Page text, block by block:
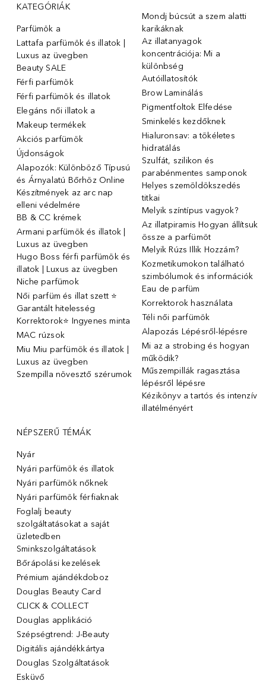
KATEGÓRIÁK
Parfümök ️a
Lattafa parfümök és illatok |
Luxus az üvegben
Beauty SALE
Férfi parfümök
Férfi parfümök és illatok
Elegáns női illatok ️a
Makeup termékek
Akciós parfümök
Újdonságok
Alapozók: Különböző Típusú
és Árnyalatú Bőrhöz Online
Készítmények az arc nap
elleni védelmére
BB & CC krémek
Armani parfümök és illatok |
Luxus az üvegben
Hugo Boss férfi parfümök és
illatok | Luxus az üvegben
Niche parfümok
Női parfüm és illat szett ⭐
Garantált hitelesség
Korrektorok⭐ Ingyenes minta
MAC rúzsok
Miu Miu parfümök és illatok |
Luxus az üvegben
Szempilla növesztő szérumok
Mondj búcsút a szem alatti
karikáknak
Az illatanyagok
koncentrációja: Mi a
különbség
Autóillatosítók
Brow Laminálás
Pigmentfoltok Elfedése
Sminkelés kezdőknek
Hialuronsav: a tökéletes
hidratálás
Szulfát, szilikon és
parabénmentes samponok
Helyes szemöldökszedés
titkai
Melyik színtípus vagyok?
Az illatpiramis Hogyan állítsuk
össze a parfümöt
Melyik Rúzs Illik Hozzám?
Kozmetikumokon található
szimbólumok és információk
Eau de parfüm
Korrektorok használata
Téli női parfümök
Alapozás Lépésről-lépésre
Mi az a strobing és hogyan
működik?
Műszempillák ragasztása
lépésről lépésre
Kézikönyv a tartós és intenzív
illatélményért
NÉPSZERŰ TÉMÁK
Nyár
Nyári parfümök és illatok
Nyári parfümök nőknek
Nyári parfümök férfiaknak
Foglalj beauty
szolgáltatásokat a saját
üzletedben
Sminkszolgáltatások
Bőrápolási kezelések
Prémium ajándékdoboz
Douglas Beauty Card
CLICK & COLLECT
Douglas applikáció
Szépségtrend: J-Beauty
Digitális ajándékkártya
Douglas Szolgáltatások
Esküvő